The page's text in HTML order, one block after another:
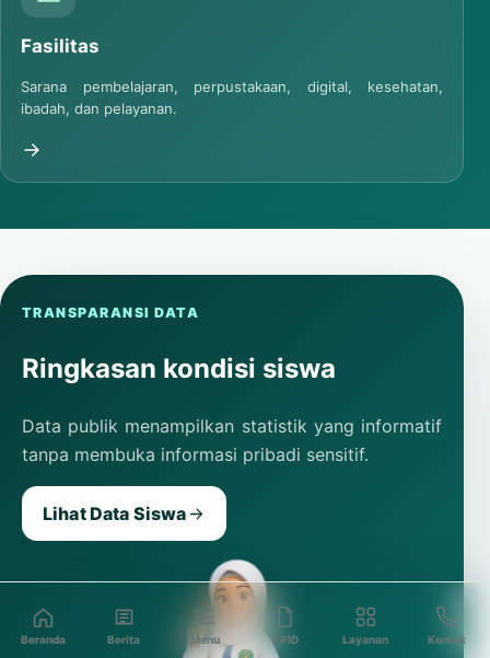
Fasilitas
Sarana pembelajaran, perpustakaan, digital, kesehatan,
ibadah, dan pelayanan.
TRANSPARANSI DATA
Ringkasan kondisi siswa
Data publik menampilkan statistik yang informatif
tanpa membuka informasi pribadi sensitif.
Lihat Data Siswa
Beranda Berita Menu PPID Layanan Kontak